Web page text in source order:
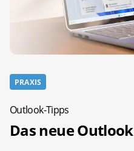
PRAXIS
Outlook-Tipps
Das neue Outlook